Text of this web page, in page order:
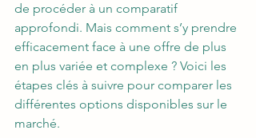
de procéder à un comparatif
approfondi. Mais comment s’y prendre
efficacement face à une offre de plus
en plus variée et complexe ? Voici les
étapes clés à suivre pour comparer les
différentes options disponibles sur le
marché.